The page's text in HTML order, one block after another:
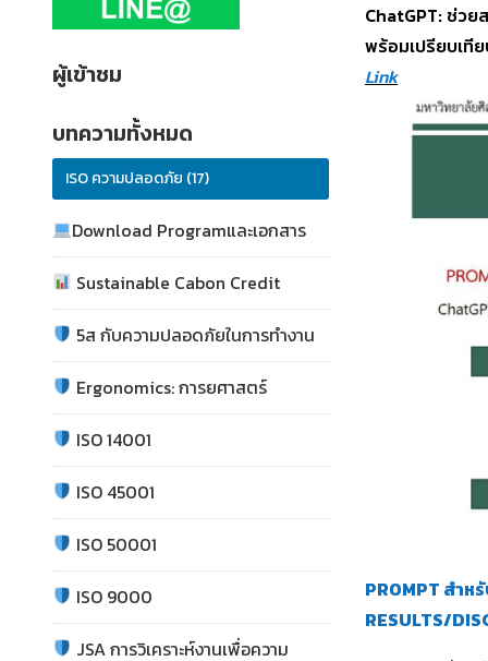
ผู้เข้าชม
บทความทั้งหมด
ISO ความปลอดภัย (17)
Download Programและเอกสาร
Sustainable Cabon Credit
5ส กับความปลอดภัยในการทำงาน
Ergonomics: การยศาสตร์
ISO 14001
ISO 45001
ISO 50001
ISO 9000
JSA การวิเคราะห์งานเพื่อความ
ChatGPT: ช่วย
พร้อมเปรียบเที
Link
PROMPT สำห
RESULTS/